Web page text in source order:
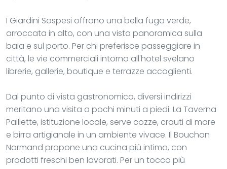
I Giardini Sospesi offrono una bella fuga verde,
arroccata in alto, con una vista panoramica sulla
baia e sul porto. Per chi preferisce passeggiare in
città, le vie commerciali intorno all'hotel svelano
librerie, gallerie, boutique e terrazze accoglienti.
Dal punto di vista gastronomico, diversi indirizzi
meritano una visita a pochi minuti a piedi. La Taverna
Paillette, istituzione locale, serve cozze, crauti di mare
e birra artigianale in un ambiente vivace. Il Bouchon
Normand propone una cucina più intima, con
prodotti freschi ben lavorati. Per un tocco più